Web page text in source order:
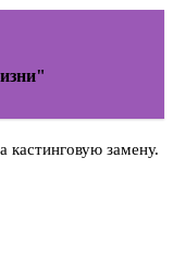
кастинговую замену.